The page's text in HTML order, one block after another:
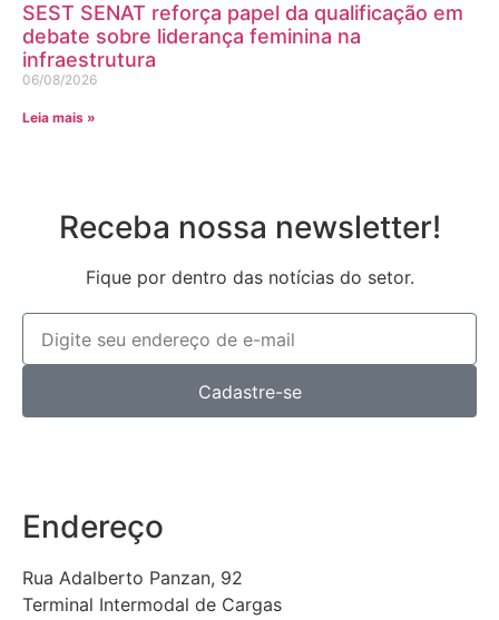
SEST SENAT reforça papel da qualificação em
debate sobre liderança feminina na
infraestrutura
06/08/2026
Leia mais »
Receba nossa newsletter!
Fique por dentro das notícias do setor.
Cadastre-se
Endereço
Rua Adalberto Panzan, 92
Terminal Intermodal de Cargas